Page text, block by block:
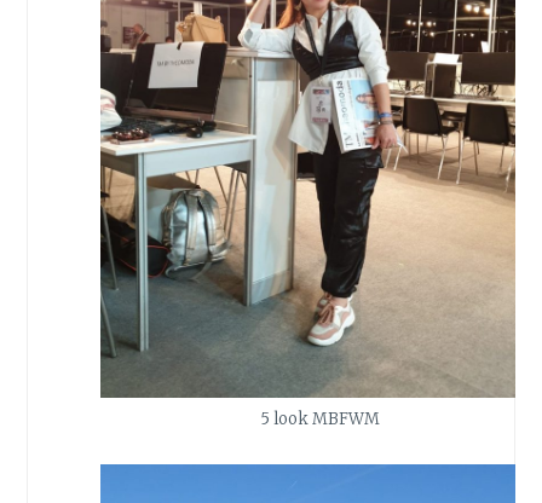
5 look MBFWM